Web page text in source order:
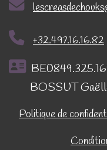
+32.497.16.16.82
BOSSUT
Politique de